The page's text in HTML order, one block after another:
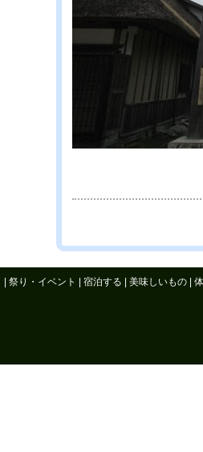
祭り・イベント 宿泊する 美味しいもの